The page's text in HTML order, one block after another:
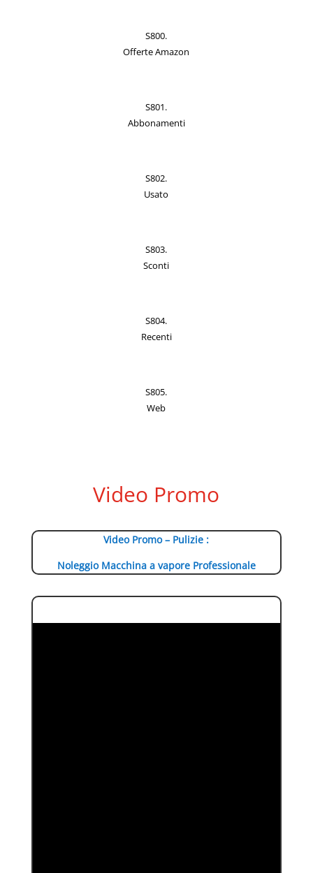
S800.
Offerte Amazon
S801.
Abbonamenti
S802.
Usato
S803.
Sconti
S804.
Recenti
S805.
Web
Video Promo
Video Promo – Pulizie :
Noleggio Macchina a vapore Professionale